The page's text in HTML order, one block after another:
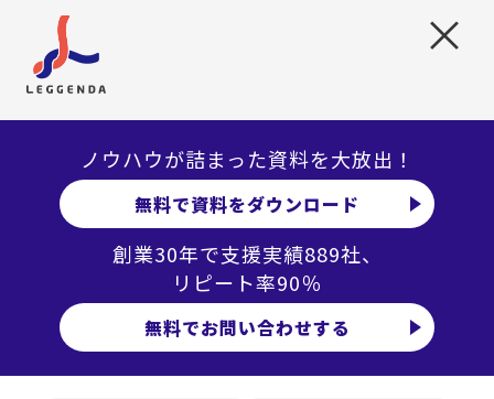
×
ノウハウが詰まった資料を大放出！
無料で資料をダウンロード
創業30年で支援実績889社、
リピート率90％
無料でお問い合わせする
その上で、最適な手法とスケジュールを決定し、事前に母
集団形成のシミュレーションとシミュレーションを下回っ
た場合の対策プランを設定することをお勧めします。
シミュレーションの策定方法については、1.プロジェクト
マネジメント編をご参考ください。
国内最大規模の独立系RPOの
”レジェンダ・
コーポレーション”
30 889 90